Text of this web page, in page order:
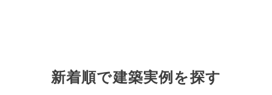
新着順で建築実例を探す